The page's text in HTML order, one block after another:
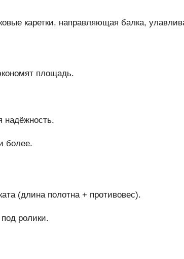
каретки, направляющая балка,
площадь.
надёжность.
более.
(длина полотна + противовес).
ролики.